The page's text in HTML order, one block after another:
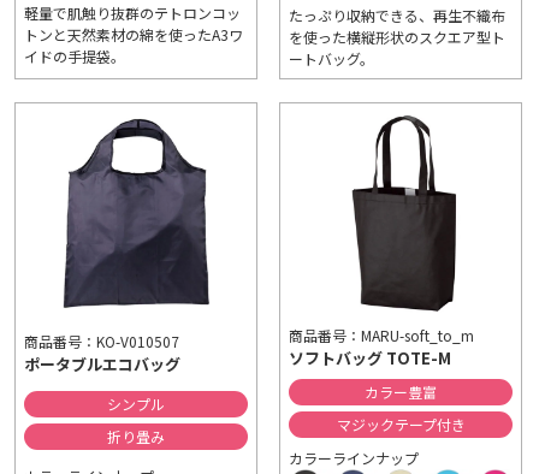
軽量で肌触り抜群のテトロンコッ
トンと天然素材の綿を使ったA3ワ
イドの手提袋。
たっぷり収納できる、再生不織布
を使った横縦形状のスクエア型ト
ートバッグ。
商品番号：KO-V010507
ポータブルエコバッグ
シンプル
折り畳み
商品番号：MARU-soft_to_m
ソフトバッグ TOTE-M
カラー豊富
マジックテープ付き
カラーラインナップ